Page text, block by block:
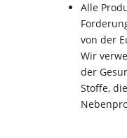
Alle
von der
Wir
der
Stoffe,